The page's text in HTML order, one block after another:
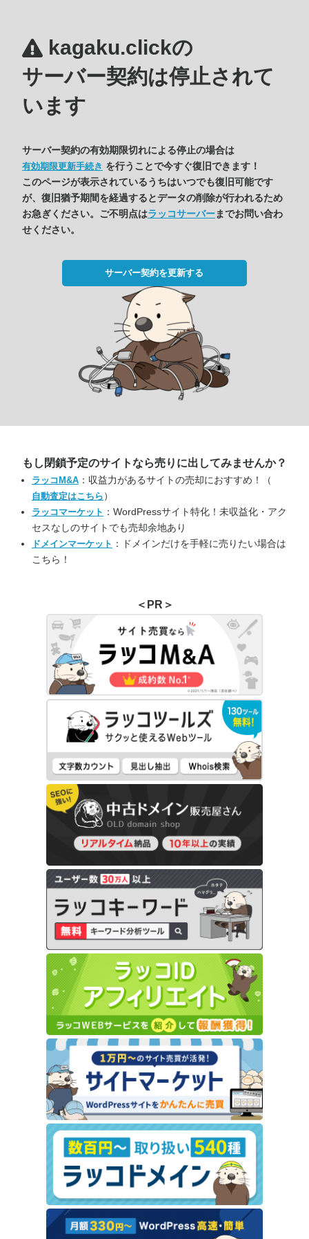
kagaku.clickの
サーバー契約は停止されて
います
サーバー契約の有効期限切れによる停止の場合は
有効期限更新手続き を行うことで今すぐ復旧できます！
このページが表示されているうちはいつでも復旧可能です
が、復旧猶予期間を経過するとデータの削除が行われるため
お急ぎください。ご不明点はラッコサーバーまでお問い合わ
せください。
サーバー契約を更新する
もし閉鎖予定のサイトなら売りに出してみませんか？
ラッコM&A ：収益力があるサイトの売却におすすめ！（
自動査定はこちら ）
ラッコマーケット ：WordPressサイト特化！未収益化・アク
セスなしのサイトでも売却余地あり
ドメインマーケット ：ドメインだけを手軽に売りたい場合は
こちら！
＜PR＞